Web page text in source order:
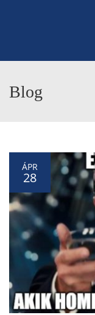
Blog
ÁPR
28